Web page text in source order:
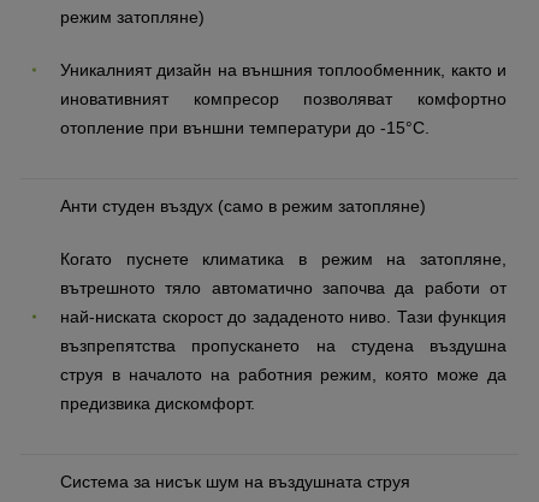
режим затопляне)
Уникалният дизайн на външния топлообменник, както и
иновативният компресор позволяват комфортно
отопление при външни температури до -15°C.
Анти студен въздух (само в режим затопляне)
Когато пуснете климатика в режим на затопляне,
вътрешното тяло автоматично започва да работи от
най-ниската скорост до зададеното ниво. Тази функция
възпрепятства пропускането на студена въздушна
струя в началото на работния режим, която може да
предизвика дискомфорт.
Система за нисък шум на въздушната струя